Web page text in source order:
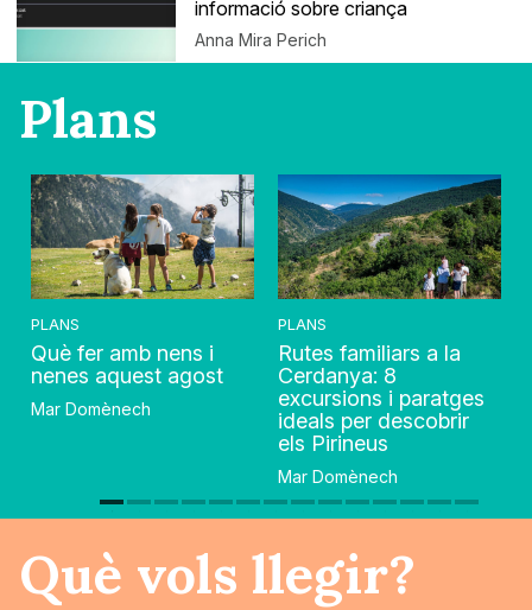
informació sobre criança
Anna Mira Perich
Plans
PLANS
Què fer amb nens i
nenes aquest agost
Mar Domènech
PLANS
Rutes familiars a la
Cerdanya: 8
excursions i paratges
ideals per descobrir
els Pirineus
Mar Domènech
Què vols llegir?